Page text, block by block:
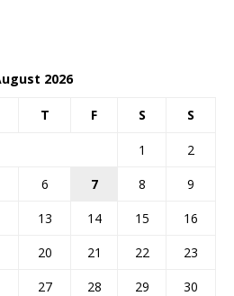
2026
T F S S
1
2
6 7 8
9
13 14 15
16
20 21 22
23
27 28 29
30